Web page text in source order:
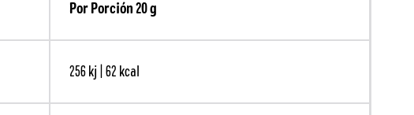
Por Porción 20 g
256 kj | 62 kcal